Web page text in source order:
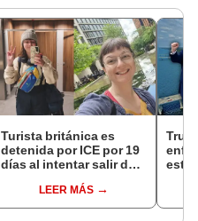
Turista británica es
detenida por ICE por 19
días al intentar salir del
por el peligro de lo que
podría pasarles"
LEER MÁS
esta